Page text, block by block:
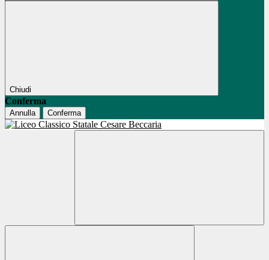
Chiudi
Conferma
Annulla Conferma